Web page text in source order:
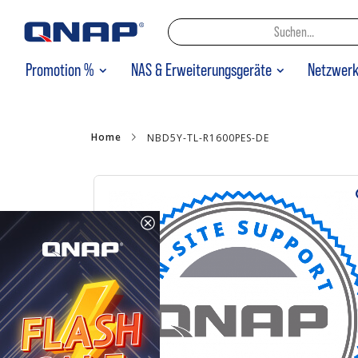
Promotion % NAS & Erweiterungsgeräte Netzwerk
Home NBD5Y-TL-R1600PES-DE
Zum
der
Bildgalerie
springen